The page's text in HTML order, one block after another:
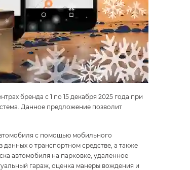
бренда с 1 по 15 декабря 2025 года при
Данное предложение позволит
с помощью мобильного
о транспортном средстве, а также
автомобиля на парковке, удаленное
гараж, оценка манеры вождения и